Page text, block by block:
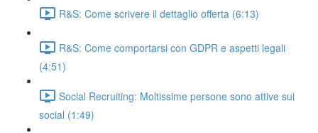
R&S: Come scrivere il dettaglio offerta (6:13)
R&S: Come comportarsi con GDPR e aspetti legali
(4:51)
Social Recruiting: Moltissime persone sono attive sui
social (1:49)